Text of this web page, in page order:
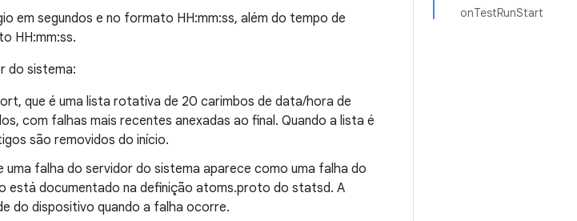
onTestRunStart
em segundos e no formato HH:mm:ss, além do tempo de
HH:mm:ss.
do sistema:
que é uma lista rotativa de 20 carimbos de data/hora de
com falhas mais recentes anexadas ao final. Quando a lista é
são removidos do início.
falha do servidor do sistema aparece como uma falha do
está documentado na definição atoms.proto do statsd. A
do dispositivo quando a falha ocorre.